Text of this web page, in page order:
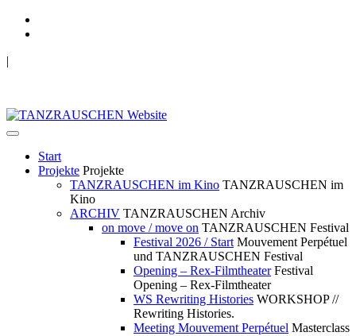
|
Start
Projekte Projekte
TANZRAUSCHEN im Kino TANZRAUSCHEN im
Kino
ARCHIV TANZRAUSCHEN Archiv
on move / move on TANZRAUSCHEN Festival
Festival 2026 / Start Mouvement Perpétuel
und TANZRAUSCHEN Festival
Opening – Rex-Filmtheater Festival
Opening – Rex-Filmtheater
WS Rewriting Histories WORKSHOP //
Rewriting Histories.
Meeting Mouvement Perpétuel Masterclass